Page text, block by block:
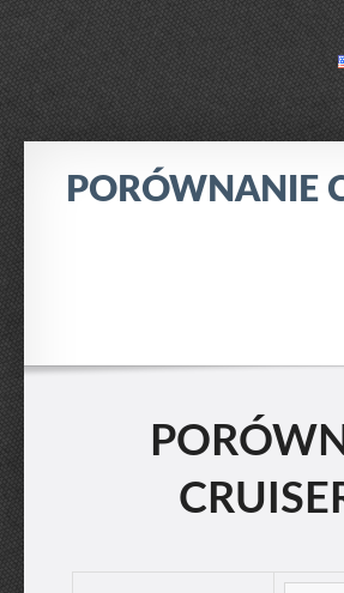
PORÓWNANIE
O NAS / KONTAKT